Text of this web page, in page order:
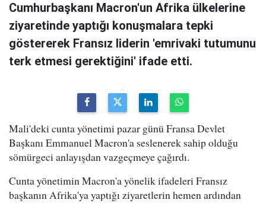
Cumhurbaşkanı Macron'un Afrika ülkelerine
ziyaretinde yaptığı konuşmalara tepki
göstererek Fransız liderin 'emrivaki tutumunu
terk etmesi gerektiğini' ifade etti.
Mali'deki cunta yönetimi pazar günü Fransa Devlet
Başkanı Emmanuel Macron'a seslenerek sahip olduğu
sömürgeci anlayışdan vazgeçmeye çağırdı.
Cunta yönetimin Macron'a yönelik ifadeleri Fransız
başkanın Afrika'ya yaptığı ziyaretlerin hemen ardından